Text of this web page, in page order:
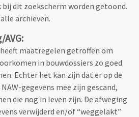
dit zoekscherm worden getoond.
archieven.
maatregelen getroffen om
in bouwdossiers zo goed
Echter het kan zijn dat er op de
gegevens mee zijn gescand,
die nog in leven zijn. De afweging
verwijderd en/of “weggelakt”